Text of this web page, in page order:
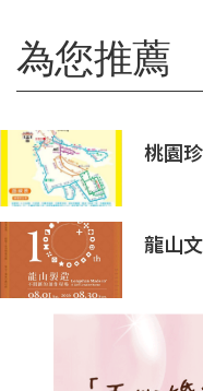
為您推薦
桃園
龍山